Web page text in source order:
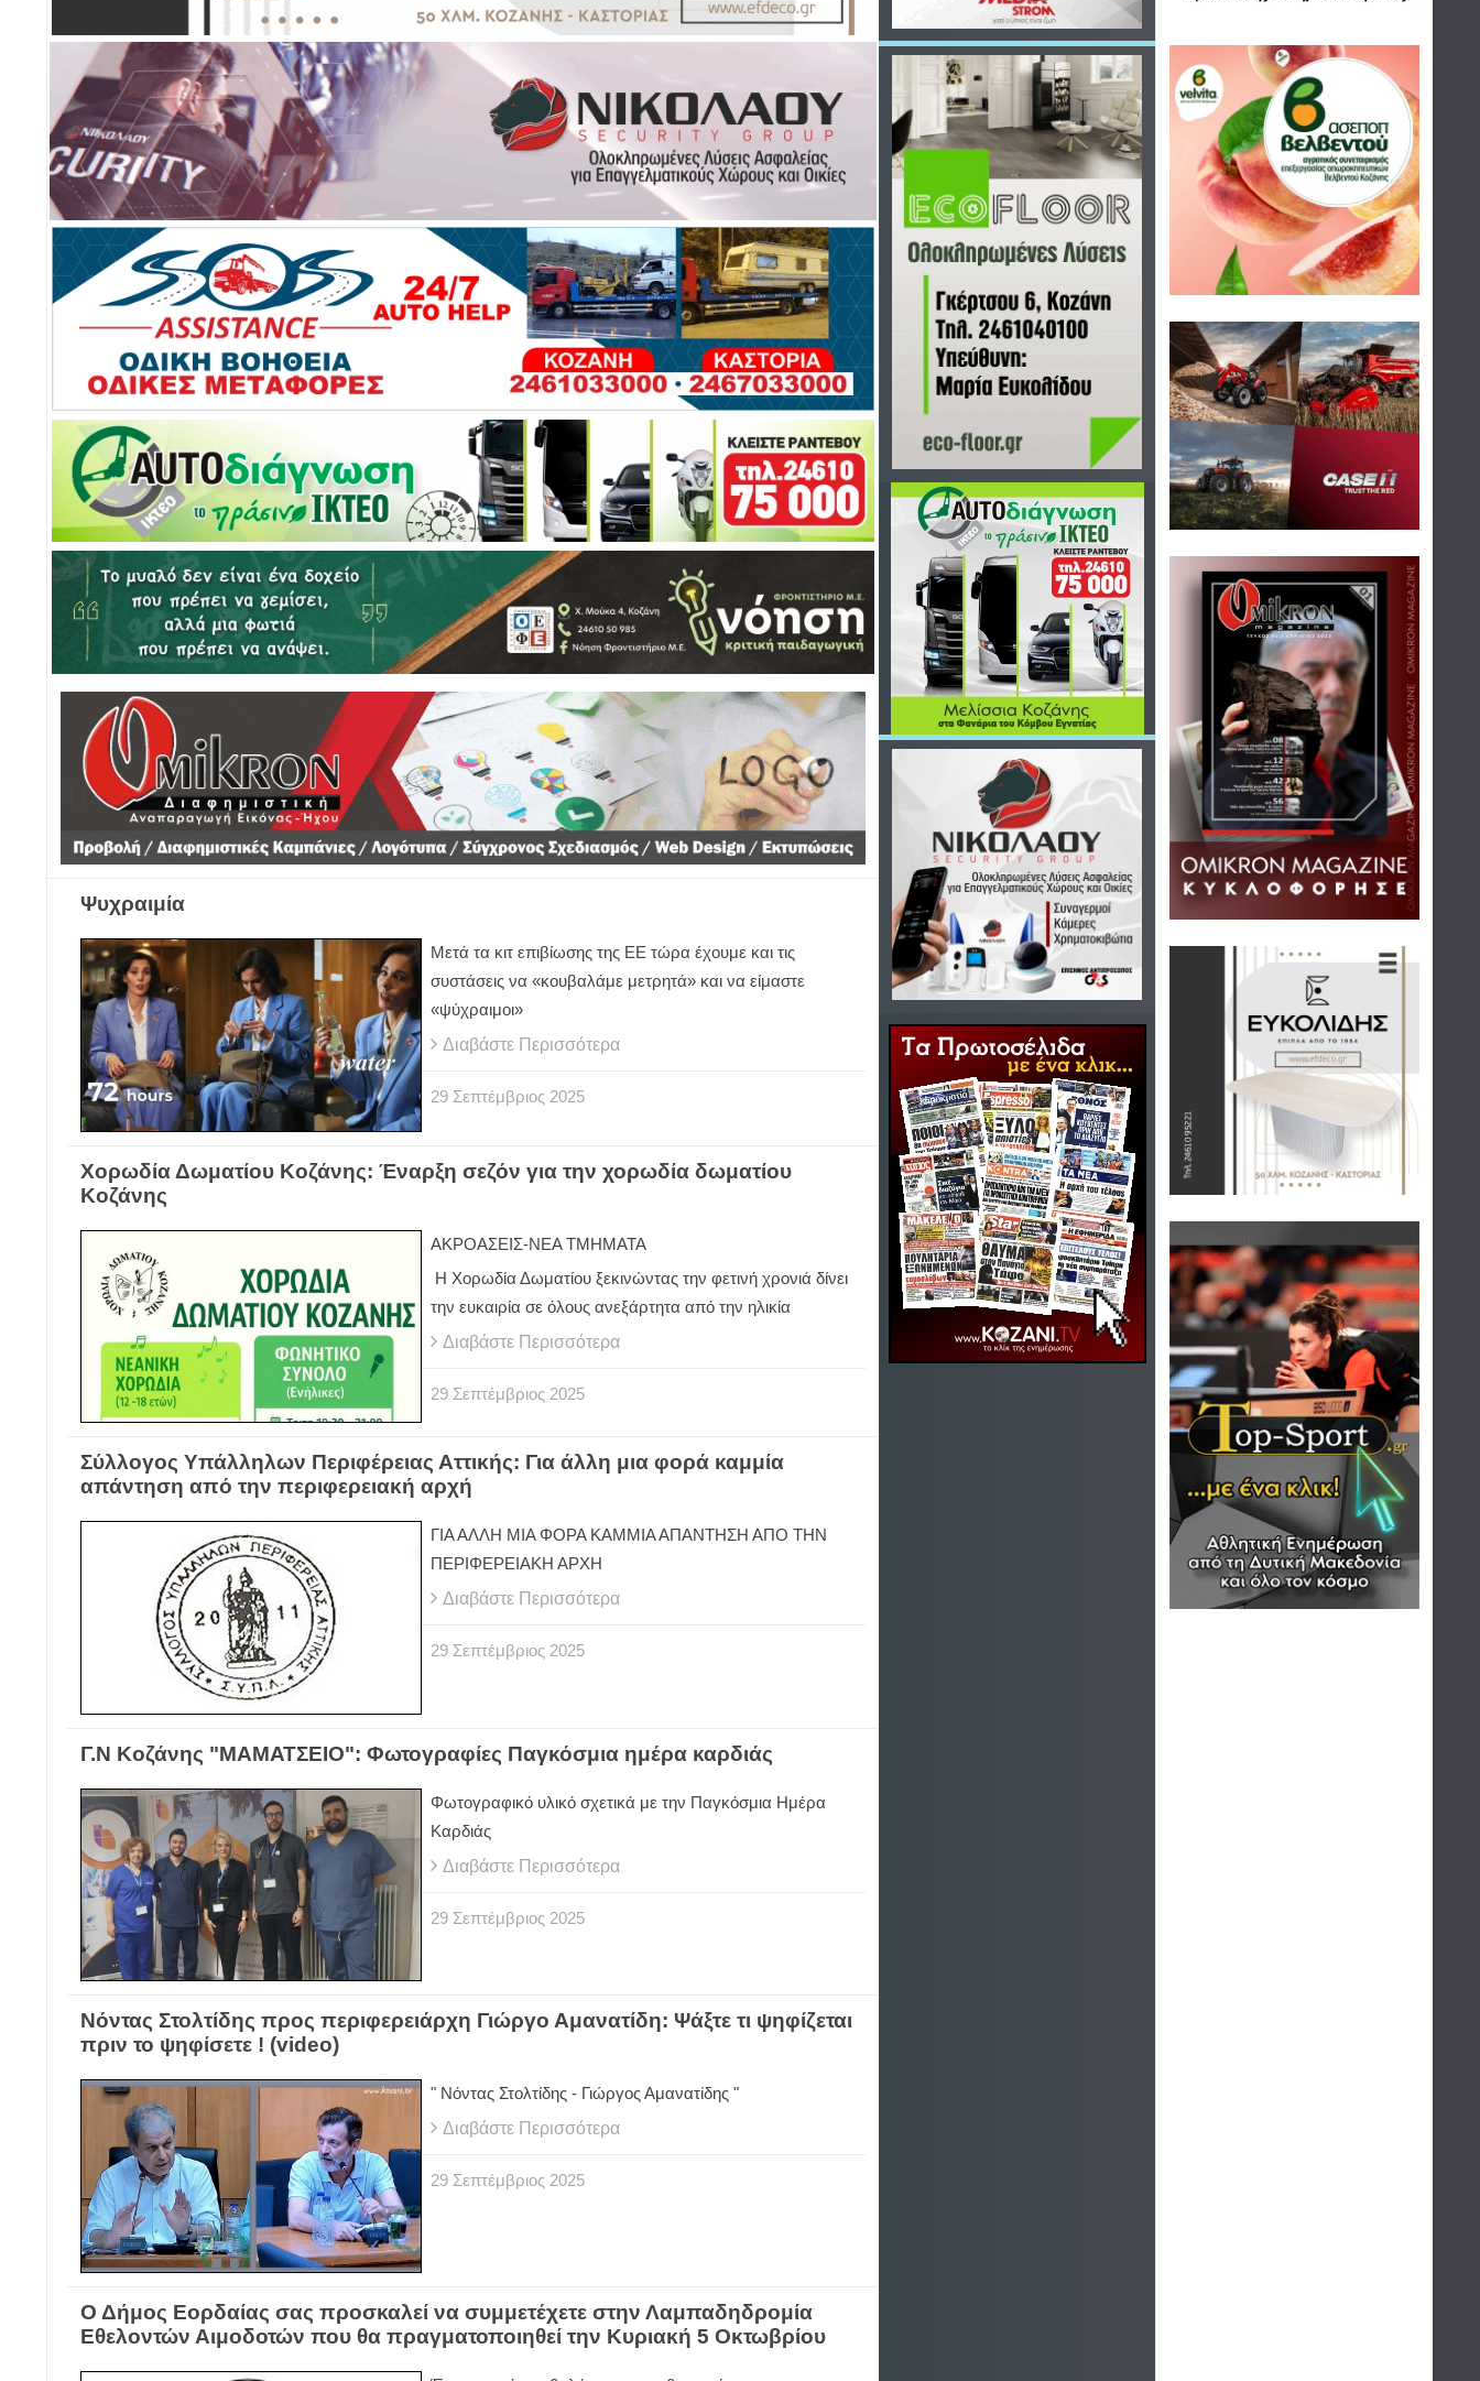
Ψυχραιμία
Μετά τα κιτ επιβίωσης της ΕΕ τώρα έχουμε και τις
συστάσεις να «κουβαλάμε μετρητά» και να είμαστε
«ψύχραιμοι»
Διαβάστε Περισσότερα
29 Σεπτέμβριος 2025
Χορωδία Δωματίου Κοζάνης: Έναρξη σεζόν για την χορωδία δωματίου
Κοζάνης
ΑΚΡΟΑΣΕΙΣ-ΝΕΑ ΤΜΗΜΑΤΑ
Η Χορωδία Δωματίου ξεκινώντας την φετινή χρονιά δίνει
την ευκαιρία σε όλους ανεξάρτητα από την ηλικία
Διαβάστε Περισσότερα
29 Σεπτέμβριος 2025
Σύλλογος Υπάλληλων Περιφέρειας Αττικής: Για άλλη μια φορά καμμία
απάντηση από την περιφερειακή αρχή
ΓΙΑ ΑΛΛΗ ΜΙΑ ΦΟΡΑ ΚΑΜΜΙΑ ΑΠΑΝΤΗΣΗ ΑΠΟ ΤΗΝ
ΠΕΡΙΦΕΡΕΙΑΚΗ ΑΡΧΗ
Διαβάστε Περισσότερα
29 Σεπτέμβριος 2025
Γ.Ν Κοζάνης "ΜΑΜΑΤΣΕΙΟ": Φωτογραφίες Παγκόσμια ημέρα καρδιάς
Φωτογραφικό υλικό σχετικά με την Παγκόσμια Ημέρα
Καρδιάς
Διαβάστε Περισσότερα
29 Σεπτέμβριος 2025
Νόντας Στολτίδης προς περιφερειάρχη Γιώργο Αμανατίδη: Ψάξτε τι ψηφίζεται
πριν το ψηφίσετε ! (video)
" Νόντας Στολτίδης - Γιώργος Αμανατίδης "
Διαβάστε Περισσότερα
29 Σεπτέμβριος 2025
Ο Δήμος Εορδαίας σας προσκαλεί να συμμετέχετε στην Λαμπαδηδρομία
Εθελοντών Αιμοδοτών που θα πραγματοποιηθεί την Κυριακή 5 Οκτωβρίου